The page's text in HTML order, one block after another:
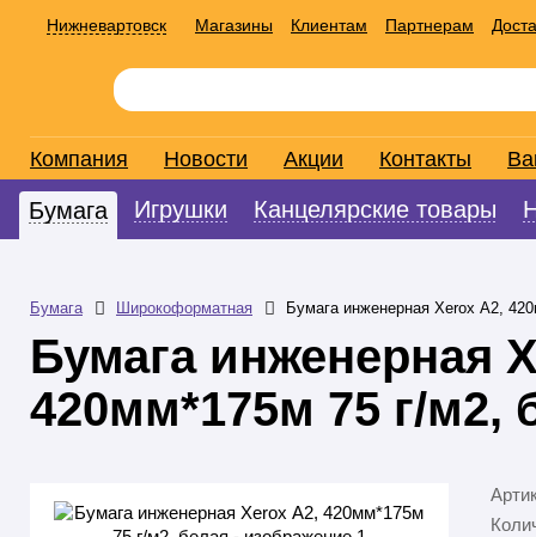
Нижневартовск Магазины Клиентам Партнерам
Компания Новости Акции Контакты
Бумага Игрушки Канцелярские товары
Бумага Широкоформатная Бумага инженерная Xerox А2,
Бумага инженерная
420мм*175м 75 г/м2,